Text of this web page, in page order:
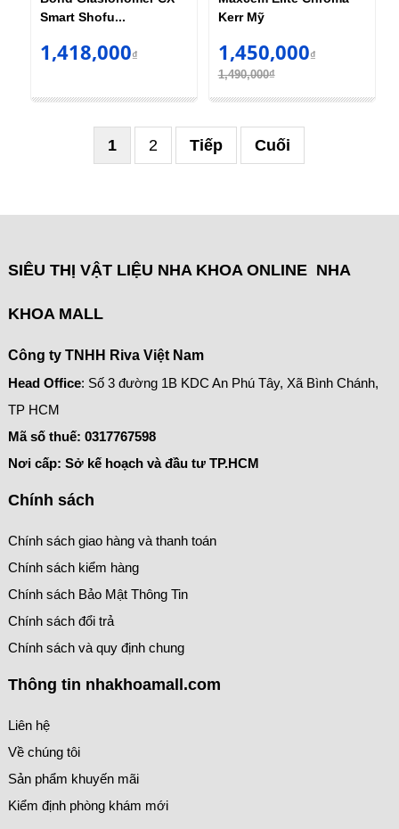
Smart Shofu...
1,418,000₫
Kerr Mỹ
1,450,000₫
1,490,000₫
1 2 Tiếp Cuối
SIÊU THỊ VẬT LIỆU NHA KHOA ONLINE NHA
KHOA MALL
Công ty TNHH Riva Việt Nam
Head Office: Số 3 đường 1B KDC An Phú Tây, Xã Bình Chánh,
TP HCM
Mã số thuế: 0317767598
Nơi cấp: Sở kế hoạch và đầu tư TP.HCM
Chính sách
Chính sách giao hàng và thanh toán
Chính sách kiểm hàng
Chính sách Bảo Mật Thông Tin
Chính sách đổi trả
Chính sách và quy định chung
Thông tin nhakhoamall.com
Liên hệ
Về chúng tôi
Sản phẩm khuyến mãi
Kiểm định phòng khám mới